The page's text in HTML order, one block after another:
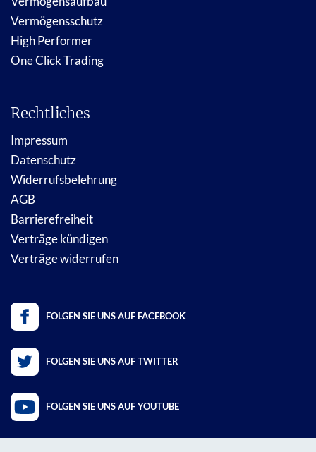
Vermögensschutz
High Performer
One Click Trading
Rechtliches
Impressum
Datenschutz
Widerrufsbelehrung
AGB
Barrierefreiheit
Verträge kündigen
Verträge widerrufen
FOLGEN SIE UNS AUF FACEBOOK
FOLGEN SIE UNS AUF TWITTER
FOLGEN SIE UNS AUF YOUTUBE